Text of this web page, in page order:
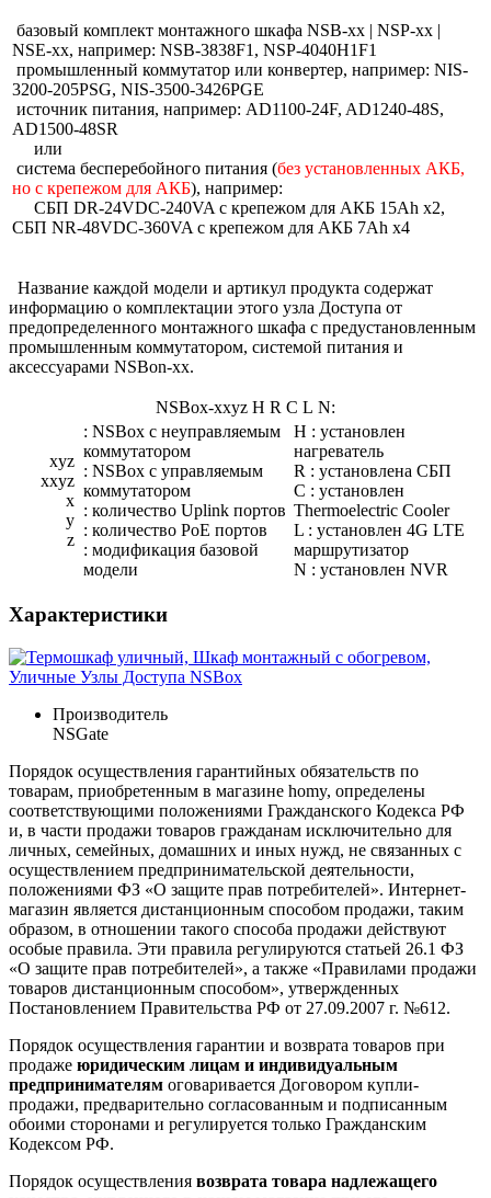
базовый комплект монтажного шкафа NSB-xx | NSP-xx |
NSE-xx, например: NSB-3838F1, NSP-4040H1F1
промышленный коммутатор или конвертер, например: NIS-
3200-205PSG, NIS-3500-3426PGE
источник питания, например: AD1100-24F, AD1240-48S,
AD1500-48SR
или
система бесперебойного питания (без установленных АКБ,
но с крепежом для АКБ), например:
СБП DR-24VDC-240VA с крепежом для АКБ 15Ah x2,
СБП NR-48VDC-360VA с крепежом для АКБ 7Ah x4
Название каждой модели и артикул продукта содержат
информацию о комплектации этого узла Доступа от
предопределенного монтажного шкафа с предустановленным
промышленным коммутатором, системой питания и
аксессуарами NSBon-xx.
NSBox-xxyz H R C L N:
xyz
xxyz
x
y
z
: NSBox с неуправляемым
коммутатором
: NSBox с управляемым
коммутатором
: количество Uplink портов
: количество PoE портов
: модификация базовой
модели
H : установлен
нагреватель
R : установлена СБП
C : установлен
Thermoelectric Cooler
L : установлен 4G LTE
маршрутизатор
N : установлен NVR
Характеристики
Производитель
NSGate
Порядок осуществления гарантийных обязательств по
товарам, приобретенным в магазине homy, определены
соответствующими положениями Гражданского Кодекса РФ
и, в части продажи товаров гражданам исключительно для
личных, семейных, домашних и иных нужд, не связанных с
осуществлением предпринимательской деятельности,
положениями ФЗ «О защите прав потребителей». Интернет-
магазин является дистанционным способом продажи, таким
образом, в отношении такого способа продажи действуют
особые правила. Эти правила регулируются статьей 26.1 ФЗ
«О защите прав потребителей», а также «Правилами продажи
товаров дистанционным способом», утвержденных
Постановлением Правительства РФ от 27.09.2007 г. №612.
Порядок осуществления гарантии и возврата товаров при
продаже юридическим лицам и индивидуальным
предпринимателям оговаривается Договором купли-
продажи, предварительно согласованным и подписанным
обоими сторонами и регулируется только Гражданским
Кодексом РФ.
Порядок осуществления возврата товара надлежащего